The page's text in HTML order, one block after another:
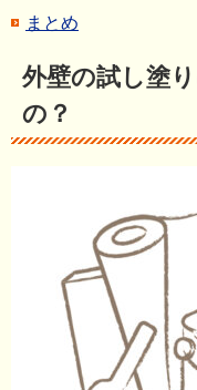
まとめ
外壁の試し塗
の？